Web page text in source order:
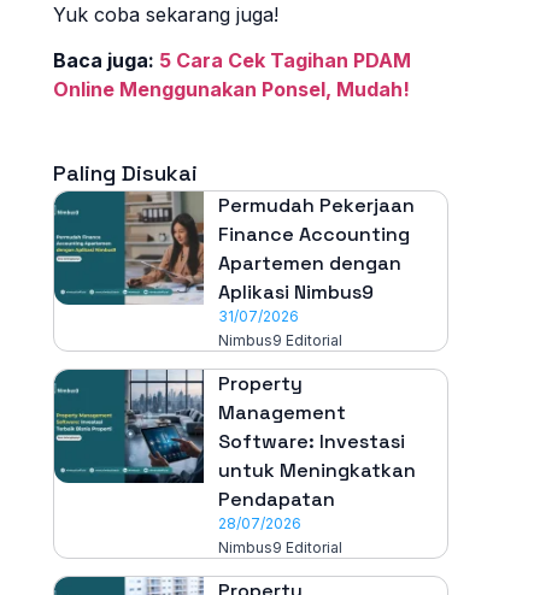
Yuk coba sekarang juga!
Baca juga: 5 Cara Cek Tagihan PDAM
Online Menggunakan Ponsel, Mudah!
Paling Disukai
Permudah Pekerjaan
Finance Accounting
Apartemen dengan
Aplikasi Nimbus9
31/07/2026
Nimbus9 Editorial
Property
Management
Software: Investasi
untuk Meningkatkan
Pendapatan
28/07/2026
Nimbus9 Editorial